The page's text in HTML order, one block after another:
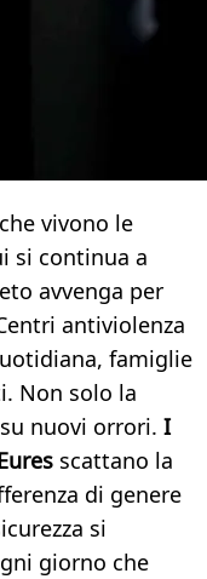
vivono le
si continua a
avvenga per
antiviolenza
famiglie
Non solo la
nuovi orrori. I
scattano la
di genere
si
giorno che